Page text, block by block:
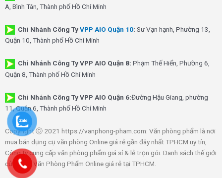
A, Bình Tân, Thành phố Hồ Chí Minh
Chi Nhánh Công TyVPP AIO Quận 10: Sư Vạn hạnh, Phường 13,
Quận 10, Thành phố Hồ Chí Minh
Chi Nhánh Công Ty VPP AIO Quận 8: Phạm Thế Hiển, Phường 6,
Quận 8, Thành phố Hồ Chí Minh
Chi Nhánh Công Ty VPP AIO Quận 6:Đường Hậu Giang, phường
11, Quận 6, Thành phố Hồ Chí Minh
Copyright ⓒ 2021 https://vanphong-pham.com: Văn phòng phẩm là nơi
mua bán dụng cụ văn phòng Online giá rẻ gần đây nhất TPHCM uy tín,
Công ty cung cấp văn phòng phẩm giá sỉ & lẻ trọn gói. Danh sách thế giới
cửa hàng Văn Phòng Phẩm Online giá rẻ tại TPHCM.